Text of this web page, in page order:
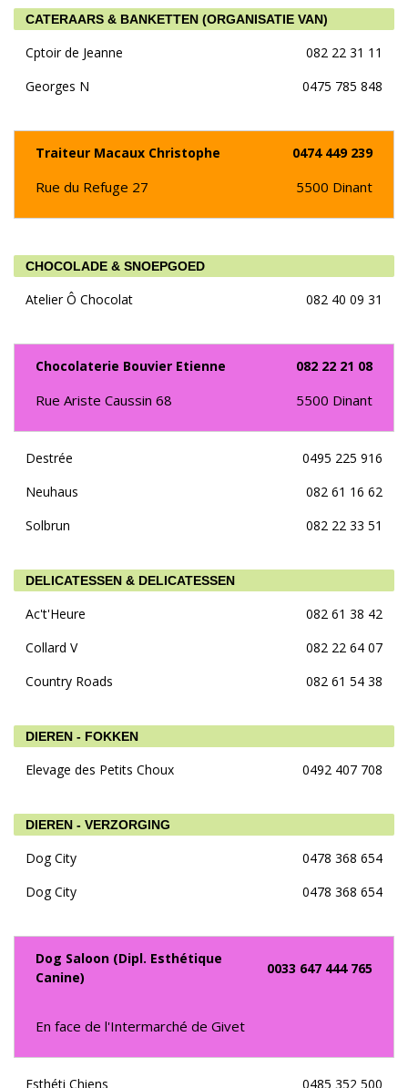
CATERAARS & BANKETTEN (ORGANISATIE VAN)
Cptoir de Jeanne
082 22 31 11
Georges N
0475 785 848
Traiteur Macaux Christophe 0474 449 239
Rue du Refuge 27 5500 Dinant
CHOCOLADE & SNOEPGOED
Atelier Ô Chocolat 082 40 09 31
Chocolaterie Bouvier Etienne 082 22 21 08
Rue Ariste Caussin 68 5500 Dinant
Destrée
0495 225 916
Neuhaus
082 61 16 62
Solbrun
082 22 33 51
DELICATESSEN & DELICATESSEN
Ac't'Heure
082 61 38 42
Collard V
082 22 64 07
Country Roads
082 61 54 38
DIEREN - FOKKEN
Elevage des Petits Choux 0492 407 708
DIEREN - VERZORGING
Dog City
0478 368 654
Dog City
0478 368 654
Dog Saloon (Dipl. Esthétique
Canine)
0033 647 444 765
En face de l'Intermarché de Givet
Esthéti Chiens
0485 352 500